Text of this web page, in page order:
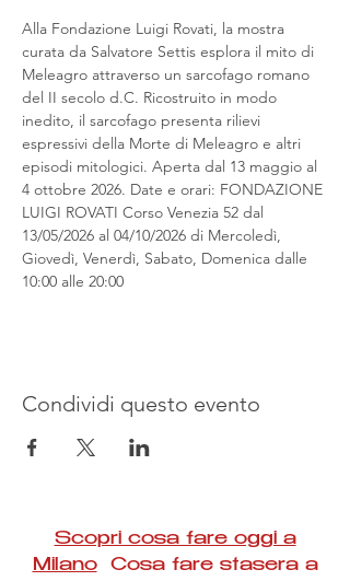
Alla Fondazione Luigi Rovati, la mostra
curata da Salvatore Settis esplora il mito di
Meleagro attraverso un sarcofago romano
del II secolo d.C. Ricostruito in modo
inedito, il sarcofago presenta rilievi
espressivi della Morte di Meleagro e altri
episodi mitologici. Aperta dal 13 maggio al
4 ottobre 2026. Date e orari: FONDAZIONE
LUIGI ROVATI Corso Venezia 52 dal
13/05/2026 al 04/10/2026 di Mercoledì,
Giovedì, Venerdì, Sabato, Domenica dalle
10:00 alle 20:00
Condividi questo evento
Scopri cosa fare oggi a
MilanoCosa fare stasera a